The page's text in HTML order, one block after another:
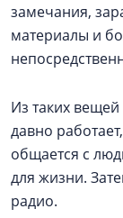
замечания,
материалы и
Из таких
давно
общается с
для жизни.
радио.